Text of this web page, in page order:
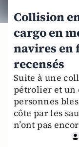
Collision
cargo en
navires en
recensés
Suite à une
pétrolier et un
personnes
côte par les
n’ont pas